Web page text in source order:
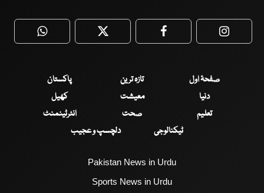
WhatsApp Twitter Facebook
صفحۂ اول تازہ ترین
پاکستان
دنیا
معیشت
کھیل
تعلیم
صحت
انٹرٹینمنٹ
ٹیکنالوجی
دلچسپ و عجیب
Pakistan News in Urdu
Sports News in Urdu